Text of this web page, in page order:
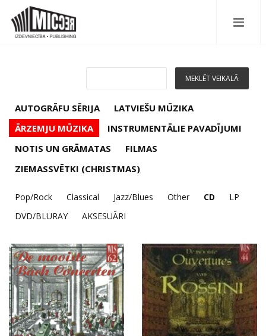
AUTOGRĀFU SĒRIJA
LATVIEŠU MŪZIKA
ĀRZEMJU MŪZIKA
INSTRUMENTĀLIE PAVADĪJUMI
NOTIS UN GRĀMATAS
FILMAS
ZIEMASSVĒTKI (CHRISTMAS)
Pop/Rock Classical Jazz/Blues Other CD
LP
DVD/BLURAY
AKSESUĀRI